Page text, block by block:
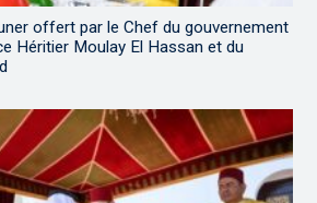
offert par le Chef du gouvernement
Héritier Moulay El Hassan et du